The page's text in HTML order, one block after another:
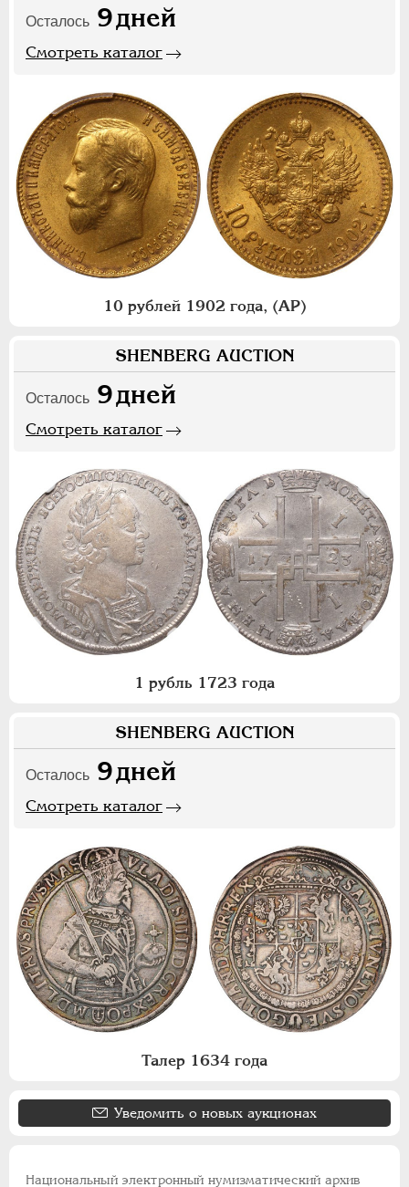
Осталось 9дней
Смотреть каталог
10 рублей 1902 года, (АР)
SHENBERG AUCTION
Осталось 9дней
Смотреть каталог
1 рубль 1723 года
SHENBERG AUCTION
Осталось 9дней
Смотреть каталог
Талер 1634 года
Уведомить о новых аукционах
Национальный электронный нумизматический архив